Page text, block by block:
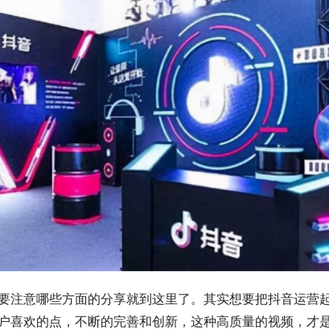
注意哪些方面的分享就到这里了。其实想要把抖音运营
喜欢的点，不断的完善和创新，这种高质量的视频，才